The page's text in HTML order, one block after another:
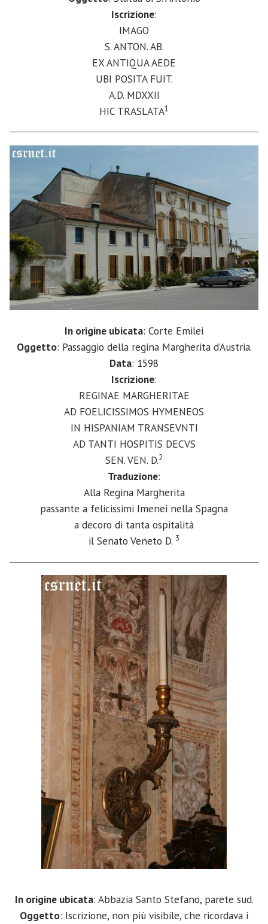
Iscrizione:
IMAGO
S. ANTON. AB.
EX ANTIQUA AEDE
UBI POSITA FUIT.
A.D. MDXXII
HIC TRASLATA1
In origine ubicata: Corte Emilei
Oggetto: Passaggio della regina Margherita d’Austria.
Data: 1598
Iscrizione:
REGINAE MARGHERITAE
AD FOELICISSIMOS HYMENEOS
IN HISPANIAM TRANSEVNTI
AD TANTI HOSPITIS DECVS
SEN. VEN. D.2
Traduzione:
Alla Regina Margherita
passante a felicissimi Imenei nella Spagna
a decoro di tanta ospitalità
il Senato Veneto D. 3
In origine ubicata: Abbazia Santo Stefano, parete sud.
Oggetto: Iscrizione, non più visibile, che ricordava i